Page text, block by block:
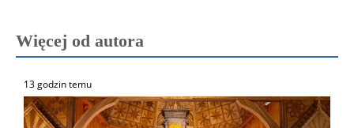
Więcej od autora
13 godzin temu